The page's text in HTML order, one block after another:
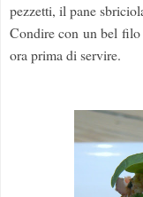
pezzetti, il pane
Condire con un bel
ora prima di servire.